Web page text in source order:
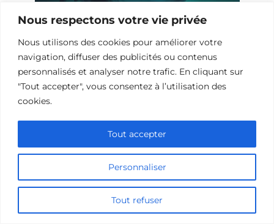
Nous respectons votre vie privée
Nous utilisons des cookies pour améliorer votre
navigation, diffuser des publicités ou contenus
personnalisés et analyser notre trafic. En cliquant sur
"Tout accepter", vous consentez à l’utilisation des
cookies.
Personnaliser
Tout refuser
Tout accepter
10 Œuvres Similaires à Shark Waters
pour les Fans de Frissons